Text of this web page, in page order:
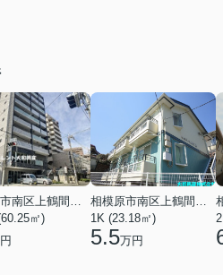
㎡)
1K (23.18㎡)
5.5万円